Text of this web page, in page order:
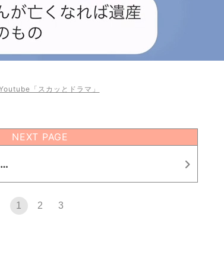
「スカッとドラマ」
NEXT PAGE
1 2 3